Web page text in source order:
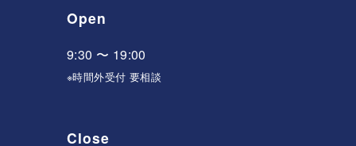
Open
9:30 〜 19:00
※時間外受付 要相談
Close